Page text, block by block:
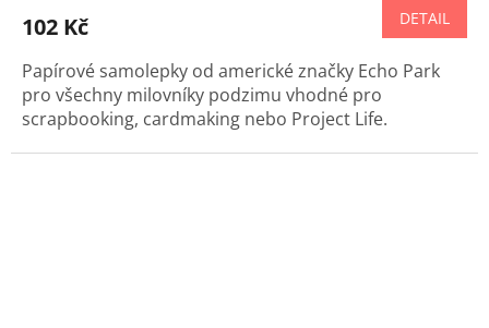
102 Kč DETAIL
Papírové samolepky od americké značky Echo Park
pro všechny milovníky podzimu vhodné pro
scrapbooking, cardmaking nebo Project Life.